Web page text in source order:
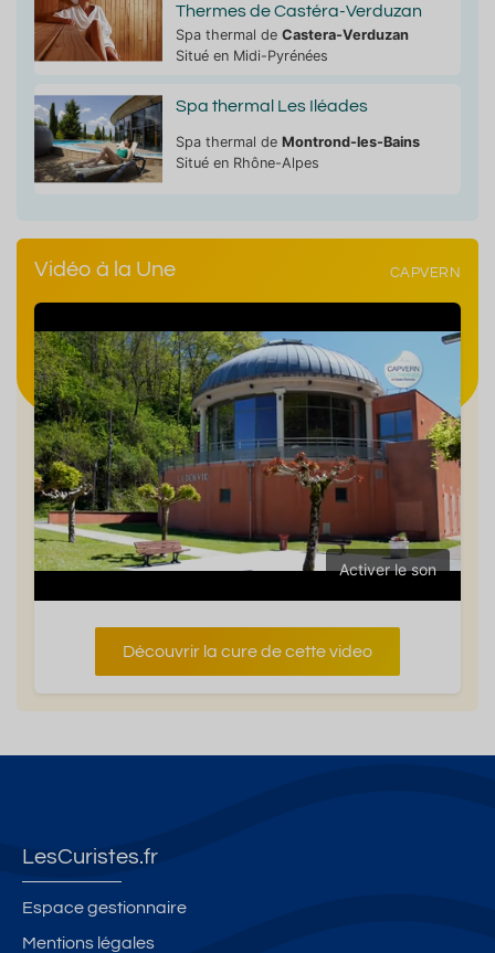
Thermes de Castéra-Verduzan
Spa thermal de Castera-Verduzan
Situé en Midi-Pyrénées
Spa thermal Les Iléades
Spa thermal de Montrond-les-Bains
Situé en Rhône-Alpes
Vidéo à la Une CAPVERN
Activer le son
Découvrir la cure de cette video
LesCuristes.fr
Espace gestionnaire
Mentions légales